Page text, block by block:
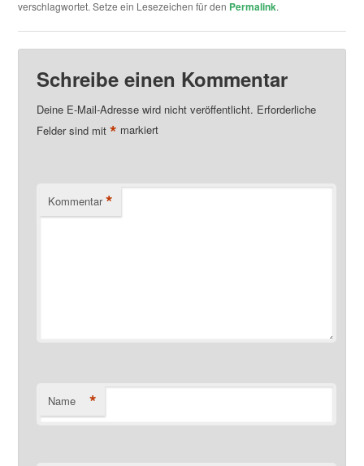
verschlagwortet. Setze ein Lesezeichen für den Permalink.
Schreibe einen Kommentar
Deine E-Mail-Adresse wird nicht veröffentlicht. Erforderliche
Felder sind mit * markiert
Kommentar *
Name *